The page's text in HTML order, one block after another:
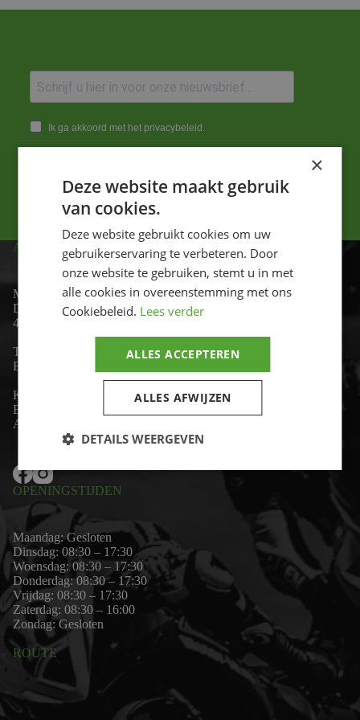
Ik ga akkoord met het privacybeleid.
ADRES
Motor-id
De Lind 17
4841 KC Prinsenbeek
Telefoon:
+31 (0)76 - 54 11 888
Email:
K.v.K: 80530338
B.T.W-nummer: NL861703947B01
Algemene voorwaarden
OPENINGSTIJDEN
Maandag: Gesloten
Dinsdag: 08:30 – 17:30
Woensdag: 08:30 – 17:30
Donderdag: 08:30 – 17:30
Vrijdag: 08:30 – 17:30
Zaterdag: 08:30 – 16:00
Zondag: Gesloten
ROUTE
×
Deze website maakt gebruik
van cookies.
Deze website gebruikt cookies om uw
gebruikerservaring te verbeteren. Door
onze website te gebruiken, stemt u in met
alle cookies in overeenstemming met ons
Cookiebeleid. Lees verder
ALLES ACCEPTEREN
ALLES AFWIJZEN
DETAILS WEERGEVEN